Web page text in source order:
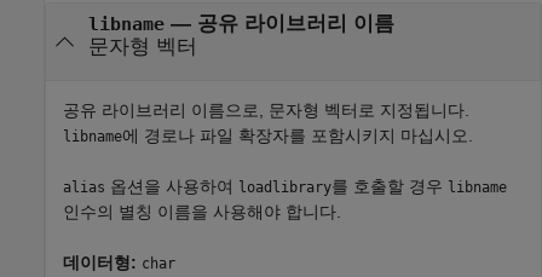
libname— 공유 라이브러리 이름
문자형 벡터
공유 라이브러리 이름으로, 문자형 벡터로 지정됩니다.
libname에 경로나 파일 확장자를 포함시키지 마십시오.
alias 옵션을 사용하여 loadlibrary를 호출할 경우 libname
인수의 별칭 이름을 사용해야 합니다.
데이터형: char